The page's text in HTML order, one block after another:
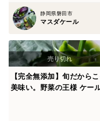
静岡県磐田市
マスダケール
【完全無添加】旬だから
美味い。野菜の王様 ケー